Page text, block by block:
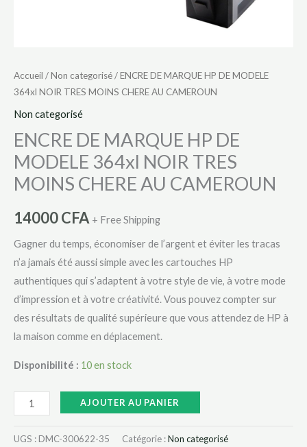
Accueil /Non categorisé/ ENCRE DE MARQUE HP DE MODELE
364xl NOIR TRES MOINS CHERE AU CAMEROUN
Non categorisé
ENCRE DE MARQUE HP DE
MODELE 364xl NOIR TRES
MOINS CHERE AU CAMEROUN
14000CFA + Free Shipping
Gagner du temps, économiser de l’argent et éviter les tracas
n’a jamais été aussi simple avec les cartouches HP
authentiques qui s’adaptent à votre style de vie, à votre mode
d’impression et à votre créativité. Vous pouvez compter sur
des résultats de qualité supérieure que vous attendez de HP à
la maison comme en déplacement.
Disponibilité : 10 en stock
AJOUTER AU PANIER
UGS : DMC-300622-35 Catégorie :Non categorisé